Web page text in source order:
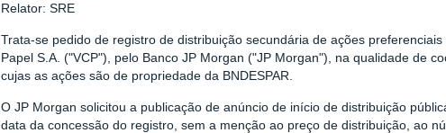
Relator: SRE
Trata-se pedido de registro de distribuição secundária de ações
Papel S.A. ("VCP"), pelo Banco JP Morgan ("JP Morgan"), na qualidade de
cujas as ações são de propriedade da BNDESPAR.
O JP Morgan solicitou a publicação de anúncio de início de distribuição
data da concessão do registro, sem a menção ao preço de distribuição, ao